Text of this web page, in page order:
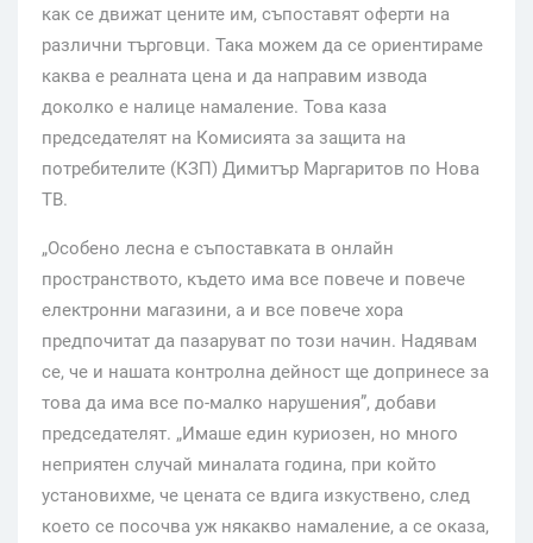
как се движат цените им, съпоставят оферти на
различни търговци. Така можем да се ориентираме
каква е реалната цена и да направим извода
доколко е налице намаление. Това каза
председателят на Комисията за защита на
потребителите (КЗП) Димитър Маргаритов по Нова
ТВ.
„Особено лесна е съпоставката в онлайн
пространството, където има все повече и повече
електронни магазини, а и все повече хора
предпочитат да пазаруват по този начин. Надявам
се, че и нашата контролна дейност ще допринесе за
това да има все по-малко нарушения”, добави
председателят. „Имаше един куриозен, но много
неприятен случай миналата година, при който
установихме, че цената се вдига изкуствено, след
което се посочва уж някакво намаление, а се оказа,